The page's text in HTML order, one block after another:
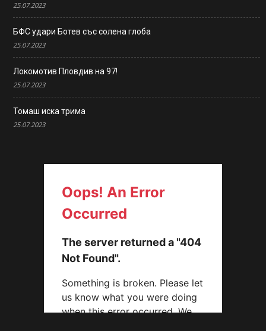
25.07.2023
БФС удари Ботев със солена глоба
25.07.2023
Локомотив Пловдив на 97!
25.07.2023
Томаш иска трима
25.07.2023